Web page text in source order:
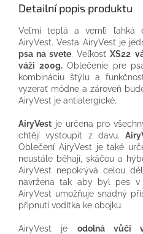
Detailní popis produktu
Veľmi teplá a vemľi ľahká
AiryVest. Vesta AiryVest je
psa na svete. VeľkosťXS22
váži 200g.Oblečenie pre
kombináciu štýlu a
vyzerať módnea zároveň
AiryVest je antialergické.
AiryVest je určena pro
chtějí vystoupit z davu.
Oblečení AiryVest je také
neustále běhají, skáčou a
AiryVest nepokrývá celou
navržena tak aby byl pes v
AiryVest umožňuje snadný
připnutí vodítka ke obojku.
AiryVest je odolná vůči